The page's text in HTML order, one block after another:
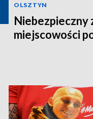
OLSZTYN
Niebezpieczny
miejscowości